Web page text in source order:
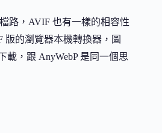
路，AVIF 也有一樣的相容性
版的瀏覽器本機轉換器，圖
載，跟 AnyWebP 是同一個思